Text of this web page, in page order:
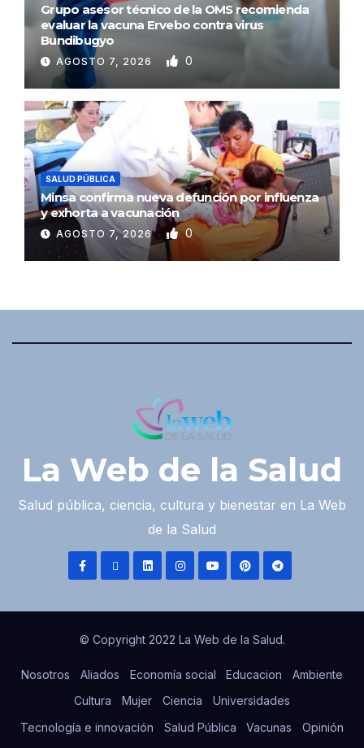
Grupo asesor técnico de la OMS recomienda
evaluar la vacuna Ervebo contra virus
Bundibugyo
AGOSTO 7, 2026 0
SALUD PÚBLICA
Minsa confirma nueva defunción por influenza
y exhorta a vacunación
AGOSTO 7, 2026 0
La Web de la Salud
Salud pública, ciencia, cultura y bienestar en La Web
de la Salud
© Copyright 2022 La Web de la Salud.
Nosotros Aliados Economía social Educacion
Ambiente
Cultura
Mujer Ciencia
Universidades
Tecnología e innovación
Salud Pública Vacunas
Opinión